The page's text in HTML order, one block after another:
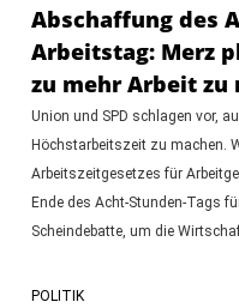
Abschaffung des
Arbeitstag: Merz
zu mehr Arbeit zu
Union und SPD schlagen vor,
Höchstarbeitszeit zu machen.
Arbeitszeitgesetzes für
Ende des Acht-Stunden-Tags
Scheindebatte, um die
POLITIK